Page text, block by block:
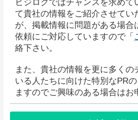
ビジログではチャンスを求めて
て貴社の情報をご紹介させてい
が、掲載情報に問題がある場合
依頼にご対応していますので「
絡下さい。
また、貴社の情報を更に多くの
いる人たちに向けた特別なPR
ますのでご興味のある場合はお